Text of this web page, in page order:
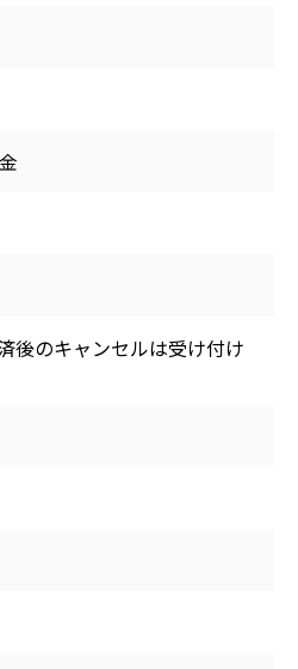
後のキャンセルは受け付け